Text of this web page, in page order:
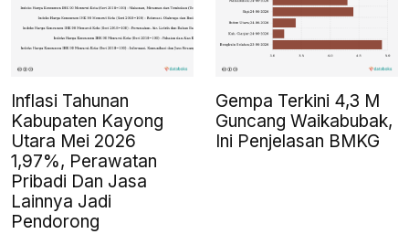
Inflasi Tahunan
Kabupaten Kayong
Utara Mei 2026
1,97%, Perawatan
Pribadi Dan Jasa
Lainnya Jadi
Pendorong
Gempa Terkini 4,3 M
Guncang Waikabubak,
Ini Penjelasan BMKG